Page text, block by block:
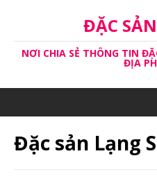
ĐẶC
NƠI CHIA SẺ THÔNG TIN
ĐỊA
Đặc sản Lạng